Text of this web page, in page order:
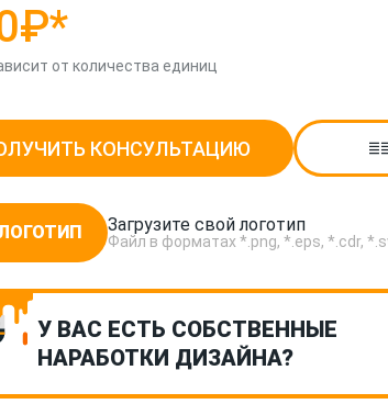
*
от количества единиц
КОНСУЛЬТАЦИЮ
Загрузите свой логотип
Файл в форматах *.png, *.eps, *.cdr,
У ВАС ЕСТЬ СОБСТВЕННЫЕ
НАРАБОТКИ ДИЗАЙНА?